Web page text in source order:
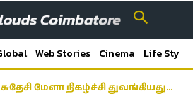
Web Stories Cinema Life Style
மேளா நிகழ்ச்சி துவங்கியது…